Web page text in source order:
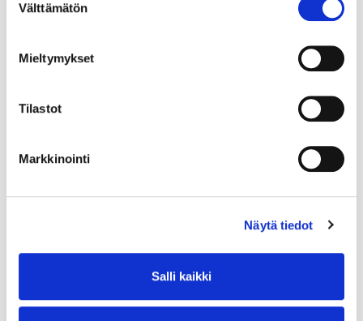
valinta
Välttämätön
Mieltymykset
Tilastot
Markkinointi
Näytä tiedot
Salli kaikki